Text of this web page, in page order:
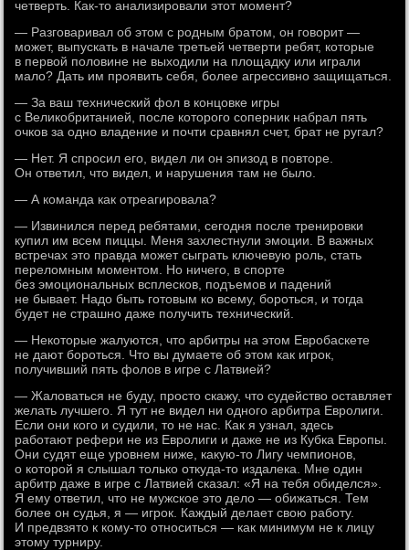
четверть. Как-то анализировали этот момент?
— Разговаривал об этом с родным братом, он говорит —
может, выпускать в начале третьей четверти ребят, которые
в первой половине не выходили на площадку или играли
мало? Дать им проявить себя, более агрессивно защищаться.
— За ваш технический фол в концовке игры
с Великобританией, после которого соперник набрал пять
очков за одно владение и почти сравнял счет, брат не ругал?
— Нет. Я спросил его, видел ли он эпизод в повторе.
Он ответил, что видел, и нарушения там не было.
— А команда как отреагировала?
— Извинился перед ребятами, сегодня после тренировки
купил им всем пиццы. Меня захлестнули эмоции. В важных
встречах это правда может сыграть ключевую роль, стать
переломным моментом. Но ничего, в спорте
без эмоциональных всплесков, подъемов и падений
не бывает. Надо быть готовым ко всему, бороться, и тогда
будет не страшно даже получить технический.
— Некоторые жалуются, что арбитры на этом Евробаскете
не дают бороться. Что вы думаете об этом как игрок,
получивший пять фолов в игре с Латвией?
— Жаловаться не буду, просто скажу, что судейство оставляет
желать лучшего. Я тут не видел ни одного арбитра Евролиги.
Если они кого и судили, то не нас. Как я узнал, здесь
работают рефери не из Евролиги и даже не из Кубка Европы.
Они судят еще уровнем ниже, какую-то Лигу чемпионов,
о которой я слышал только откуда-то издалека. Мне один
арбитр даже в игре с Латвией сказал: «Я на тебя обиделся».
Я ему ответил, что не мужское это дело — обижаться. Тем
более он судья, я — игрок. Каждый делает свою работу.
И предвзято к кому-то относиться — как минимум не к лицу
этому турниру.